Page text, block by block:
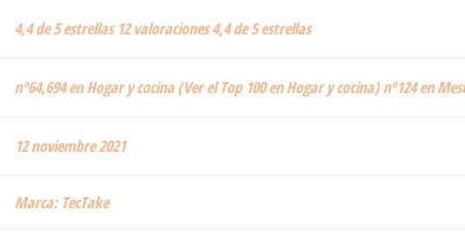
4,4 de 5 estrellas 12 valoraciones 4,4 de 5 estrellas
nº64,694 en Hogar y cocina (Ver el Top 100 en Hogar y cocina) nº124 en
12 noviembre 2021
Marca: TecTake